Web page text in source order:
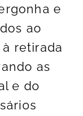
e
ao
retirada
as
e do